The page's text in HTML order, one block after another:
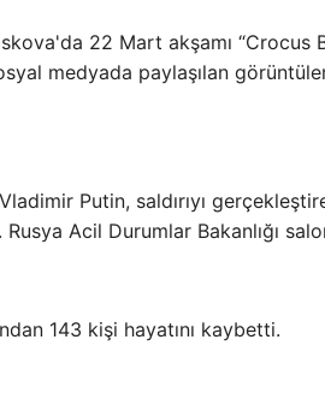
22 Mart akşamı “Crocus
medyada paylaşılan
Putin, saldırıyı
Rusya Acil Durumlar Bakanlığı
143 kişi hayatını kaybetti.